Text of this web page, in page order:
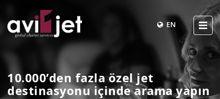
EN
10.000’den fazla özel jet
destinasyonu içinde arama yapın